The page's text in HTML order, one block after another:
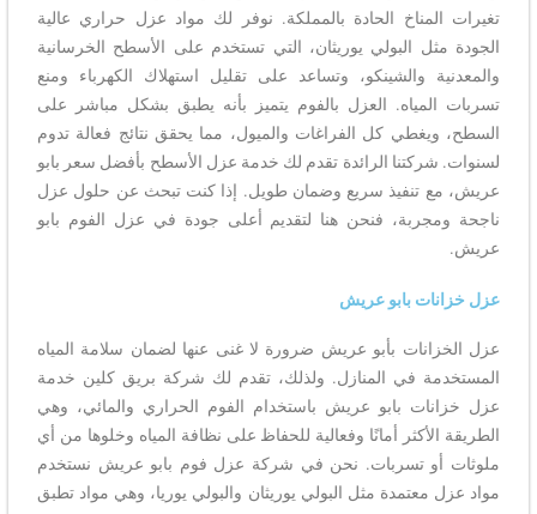
تغيرات المناخ الحادة بالمملكة. نوفر لك مواد عزل حراري عالية
الجودة مثل البولي يوريثان، التي تستخدم على الأسطح الخرسانية
والمعدنية والشينكو، وتساعد على تقليل استهلاك الكهرباء ومنع
تسربات المياه. العزل بالفوم يتميز بأنه يطبق بشكل مباشر على
السطح، ويغطي كل الفراغات والميول، مما يحقق نتائج فعالة تدوم
لسنوات. شركتنا الرائدة تقدم لك خدمة عزل الأسطح بأفضل سعر بابو
عريش، مع تنفيذ سريع وضمان طويل. إذا كنت تبحث عن حلول عزل
ناجحة ومجربة، فنحن هنا لتقديم أعلى جودة في عزل الفوم بابو
عريش.
عزل خزانات بابو عريش
عزل الخزانات بأبو عريش ضرورة لا غنى عنها لضمان سلامة المياه
المستخدمة في المنازل. ولذلك، تقدم لك شركة بريق كلين خدمة
عزل خزانات بابو عريش باستخدام الفوم الحراري والمائي، وهي
الطريقة الأكثر أمانًا وفعالية للحفاظ على نظافة المياه وخلوها من أي
ملوثات أو تسربات. نحن في شركة عزل فوم بابو عريش نستخدم
مواد عزل معتمدة مثل البولي يوريثان والبولي يوريا، وهي مواد تطبق